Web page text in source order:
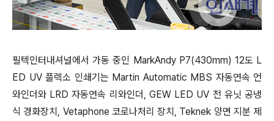
필텍인터내셔널에서 가동 중인 MarkAndy P7(430mm) 12도 L
ED UV 플렉소 인쇄기는 Martin Automatic MBS 자동연속 언
와인더와 LRD 자동연속 리와인더, GEW LED UV 전 유닛 공냉
식 경화장치, Vetaphone 코로나처리 장치, Teknek 양면 지분 제